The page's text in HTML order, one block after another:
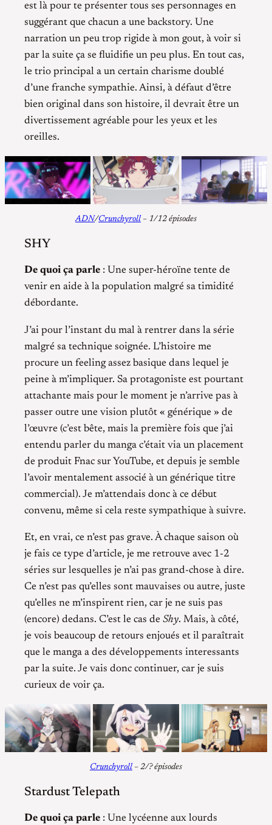
est là pour te présenter tous ses personnages en
suggérant que chacun a une backstory. Une
narration un peu trop rigide à mon gout, à voir si
par la suite ça se fluidifie un peu plus. En tout cas,
le trio principal a un certain charisme doublé
d’une franche sympathie. Ainsi, à défaut d’être
bien original dans son histoire, il devrait être un
divertissement agréable pour les yeux et les
oreilles.
ADN/Crunchyroll – 1/12 épisodes
SHY
De quoi ça parle : Une super-héroïne tente de
venir en aide à la population malgré sa timidité
débordante.
J’ai pour l’instant du mal à rentrer dans la série
malgré sa technique soignée. L’histoire me
procure un feeling assez basique dans lequel je
peine à m’impliquer. Sa protagoniste est pourtant
attachante mais pour le moment je n’arrive pas à
passer outre une vision plutôt « générique » de
l’œuvre (c’est bête, mais la première fois que j’ai
entendu parler du manga c’était via un placement
de produit Fnac sur YouTube, et depuis je semble
l’avoir mentalement associé à un générique titre
commercial). Je m’attendais donc à ce début
convenu, même si cela reste sympathique à suivre.
Et, en vrai, ce n’est pas grave. À chaque saison où
je fais ce type d’article, je me retrouve avec 1-2
séries sur lesquelles je n’ai pas grand-chose à dire.
Ce n’est pas qu’elles sont mauvaises ou autre, juste
qu’elles ne m’inspirent rien, car je ne suis pas
(encore) dedans. C’est le cas de Shy. Mais, à côté,
je vois beaucoup de retours enjoués et il paraîtrait
que le manga a des développements interessants
par la suite. Je vais donc continuer, car je suis
curieux de voir ça.
Crunchyroll – 2/? épisodes
Stardust Telepath
De quoi ça parle : Une lycéenne aux lourds